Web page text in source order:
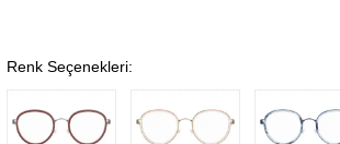
Renk Seçenekleri: